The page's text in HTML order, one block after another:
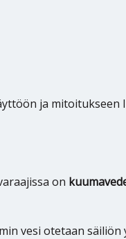
ja mitoitukseen
on
vesi otetaan säiliön